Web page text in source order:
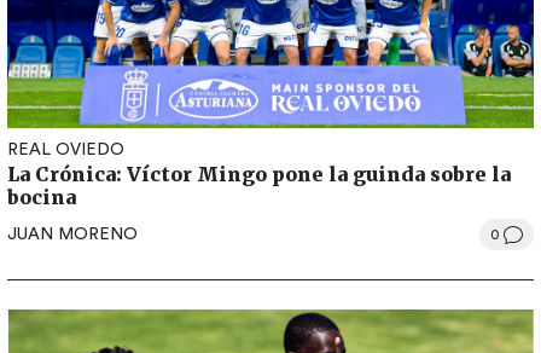
REAL OVIEDO
La Crónica: Víctor Mingo pone la guinda sobre la
bocina
JUAN MORENO 0